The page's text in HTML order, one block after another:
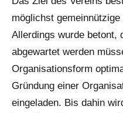
möglichst
Allerdings wurde betont,
abgewartet werden
Organisationsform
Gründung einer
eingeladen. Bis dahin